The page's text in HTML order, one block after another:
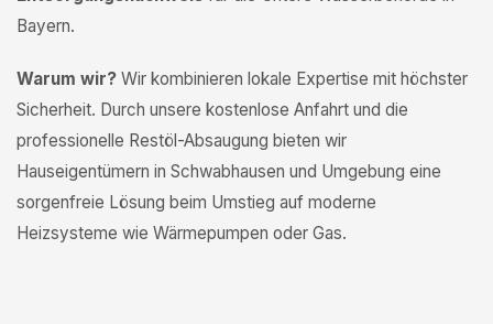
Bayern.
Warum wir? Wir kombinieren lokale Expertise mit höchster
Sicherheit. Durch unsere kostenlose Anfahrt und die
professionelle Restöl-Absaugung bieten wir
Hauseigentümern in Schwabhausen und Umgebung eine
sorgenfreie Lösung beim Umstieg auf moderne
Heizsysteme wie Wärmepumpen oder Gas.